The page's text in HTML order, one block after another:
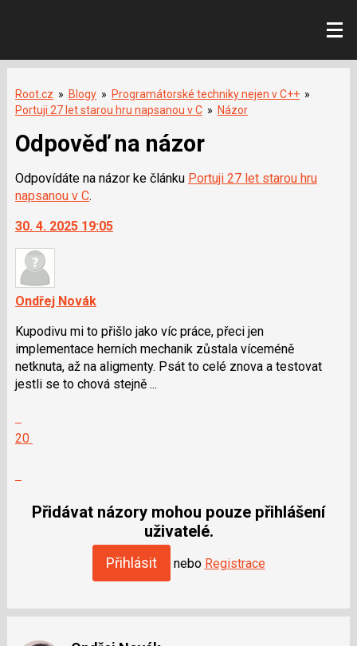
Root.cz » Blogy » Programátorské techniky nejen v C++ »
Portuji 27 let starou hru napsanou v C » Názor
Odpověď na názor
Odpovídáte na názor ke článku Portuji 27 let starou hru
napsanou v C.
30. 4. 2025 19:05
Ondřej Novák
Kupodivu mi to přišlo jako víc práce, přeci jen
implementace herních mechanik zůstala víceméně
netknuta, až na aligmenty. Psát to celé znova a testovat
jestli se to chová stejně ...
20
jako
Přidávat názory mohou pouze přihlášení
uživatelé.
Přihlásit nebo Registrace